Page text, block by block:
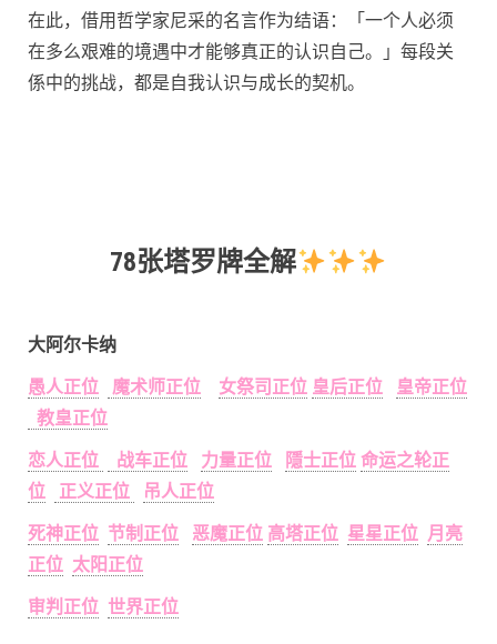
在此，借用哲学家尼采的名言作为结语：「一个人必须
在多么艰难的境遇中才能够真正的认识自己。」每段关
係中的挑战，都是自我认识与成长的契机。
78张塔罗牌全解
大阿尔卡纳
愚人正位
魔术师正位 女祭司正位 皇后正位
皇帝正位
教皇正位
恋人正位
战车正位 力量正位 隱士正位 命运之轮正
位
正义正位
吊人正位
死神正位 节制正位 恶魔正位 高塔正位 星星正位 月亮
正位 太阳正位
审判正位 世界正位